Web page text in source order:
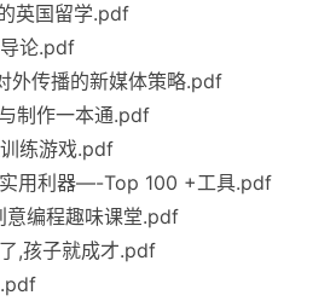
英国留学.pdf
论.pdf
外传播的新媒体策略.pdf
制作一本通.pdf
练游戏.pdf
实用利器—-Top 100 +工具.pdf
意编程趣味课堂.pdf
,孩子就成才.pdf